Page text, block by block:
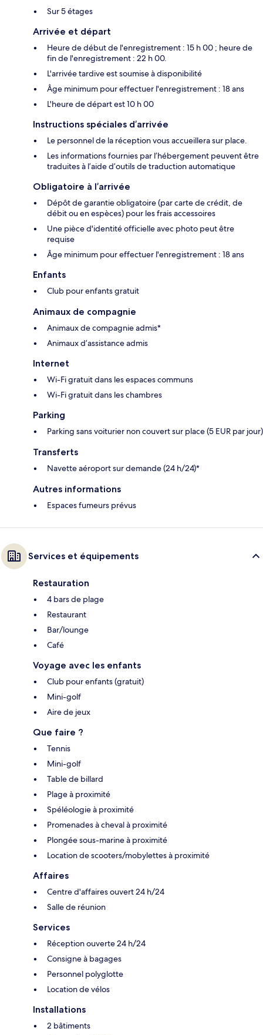
Sur 5 étages
Arrivée et départ
Heure de début de l'enregistrement : 15 h 00 ; heure de
fin de l'enregistrement : 22 h 00.
L'arrivée tardive est soumise à disponibilité
Âge minimum pour effectuer l'enregistrement : 18 ans
L'heure de départ est 10 h 00
Instructions spéciales d’arrivée
Le personnel de la réception vous accueillera sur place.
Les informations fournies par l’hébergement peuvent être
traduites à l’aide d’outils de traduction automatique
Obligatoire à l’arrivée
Dépôt de garantie obligatoire (par carte de crédit, de
débit ou en espèces) pour les frais accessoires
Une pièce d'identité officielle avec photo peut être
requise
Âge minimum pour effectuer l'enregistrement : 18 ans
Enfants
Club pour enfants gratuit
Animaux de compagnie
Animaux de compagnie admis*
Animaux d’assistance admis
Internet
Wi-Fi gratuit dans les espaces communs
Wi-Fi gratuit dans les chambres
Parking
Parking sans voiturier non couvert sur place (5 EUR par jour)
Transferts
Navette aéroport sur demande (24 h/24)*
Autres informations
Espaces fumeurs prévus
Services et équipements
Restauration
4 bars de plage
Restaurant
Bar/lounge
Café
Voyage avec les enfants
Club pour enfants (gratuit)
Mini-golf
Aire de jeux
Que faire ?
Tennis
Mini-golf
Table de billard
Plage à proximité
Spéléologie à proximité
Promenades à cheval à proximité
Plongée sous-marine à proximité
Location de scooters/mobylettes à proximité
Affaires
Centre d'affaires ouvert 24 h/24
Salle de réunion
Services
Réception ouverte 24 h/24
Consigne à bagages
Personnel polyglotte
Location de vélos
Installations
2 bâtiments